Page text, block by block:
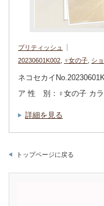
ブリティッシュ
20230601K002
♀女の子 シ
ネコセカイ
ア 性 別：♀女の子 カ
詳細を見る
トップページに戻る